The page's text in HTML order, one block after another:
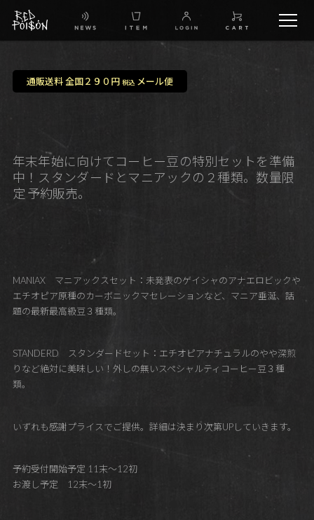
FB
通販送料 全国２９０円 税込メール便
年末年始に向けてコーヒー豆の特別セットを準備
中！スタンダードとマニアックの２種類。数量限
定 予約販売。
MANIAX マニアックスセット：未発表のゲイシャのアナエロビックや
エチオピア原種のカーボニックマセレーションなど、マニア垂涎、話
題の最新最高級豆３種類。
STANDERD スタンダードセット：エチオピアナチュラルのやや深煎
りなど絶対に美味しい！外しの無いスペシャルティコーヒー豆３種
類。
いずれも感謝プライスでご提供。詳細は決まり次第UPしていきます。
予約受付開始予定 11末〜12初
お渡し予定 12末〜1初